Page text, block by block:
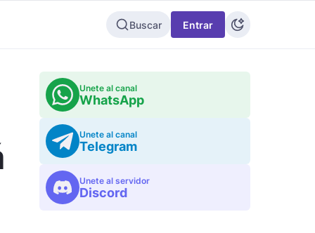
Buscar Entrar
Unete al canal
WhatsApp
Unete al canal
Telegram
Unete al servidor
Discord